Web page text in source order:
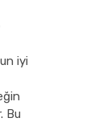
iyi
Bu